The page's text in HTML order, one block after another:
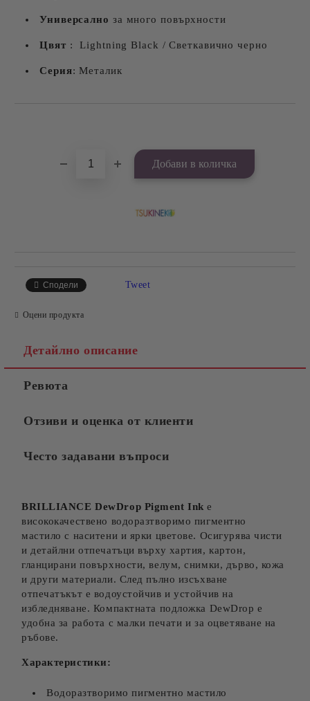
Универсално за много повърхности
Цвят : Lightning Black / Светкавично черно
Серия: Металик
Сподели Tweet
Оцени продукта
Детайлно описание
Ревюта
Отзиви и оценка от клиенти
Често задавани въпроси
BRILLIANCE DewDrop Pigment Ink е
висококачествено водоразтворимо пигментно
мастило с наситени и ярки цветове. Осигурява чисти
и детайлни отпечатъци върху хартия, картон,
гланцирани повърхности, велум, снимки, дърво, кожа
и други материали. След пълно изсъхване
отпечатъкът е водоустойчив и устойчив на
избледняване. Компактната подложка DewDrop е
удобна за работа с малки печати и за оцветяване на
ръбове.
Характеристики:
Водоразтворимо пигментно мастило